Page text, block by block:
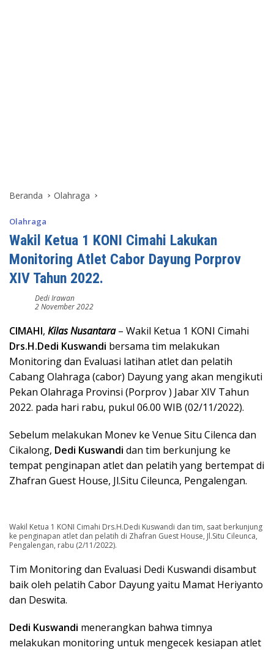
Beranda Olahraga
Olahraga
Wakil Ketua 1 KONI Cimahi Lakukan
Monitoring Atlet Cabor Dayung Porprov
XIV Tahun 2022.
Dedi Irawan
2 November 2022
CIMAHI, Kilas Nusantara– Wakil Ketua 1 KONI Cimahi
Drs.H.Dedi Kuswandi bersama tim melakukan
Monitoring dan Evaluasi latihan atlet dan pelatih
Cabang Olahraga (cabor) Dayung yang akan mengikuti
Pekan Olahraga Provinsi (Porprov ) Jabar XIV Tahun
2022. pada hari rabu, pukul 06.00 WIB (02/11/2022).
Sebelum melakukan Monev ke Venue Situ Cilenca dan
Cikalong, Dedi Kuswandi dan tim berkunjung ke
tempat penginapan atlet dan pelatih yang bertempat di
Zhafran Guest House, Jl.Situ Cileunca, Pengalengan.
Wakil Ketua 1 KONI Cimahi Drs.H.Dedi Kuswandi dan tim, saat berkunjung
ke penginapan atlet dan pelatih di Zhafran Guest House, Jl.Situ Cileunca,
Pengalengan, rabu (2/11/2022).
Tim Monitoring dan Evaluasi Dedi Kuswandi disambut
baik oleh pelatih Cabor Dayung yaitu Mamat Heriyanto
dan Deswita.
Dedi Kuswandi menerangkan bahwa timnya
melakukan monitoring untuk mengecek kesiapan atlet